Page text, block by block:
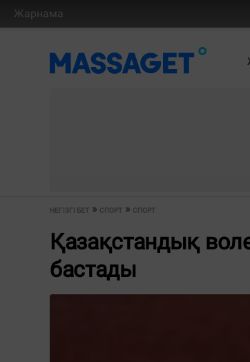
Жарнама
НЕГІЗГІ БЕТ СПОРТ СПОРТ
Қазақстандық
бастады